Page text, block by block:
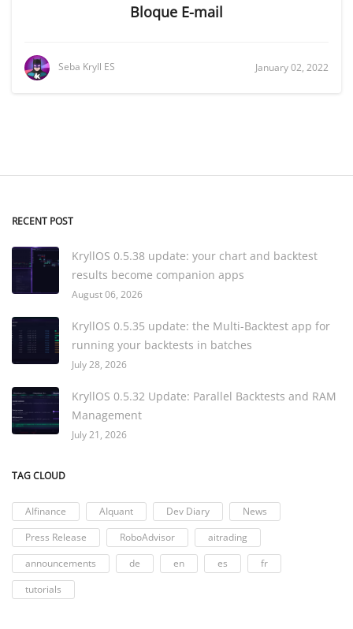
Bloque E-mail
Seba Kryll ES January 02, 2022
RECENT POST
KryllOS 0.5.38 update: your chart and backtest
results become companion apps
August 06, 2026
KryllOS 0.5.35 update: the Multi-Backtest app for
running your backtests in batches
July 28, 2026
KryllOS 0.5.32 Update: Parallel Backtests and RAM
Management
July 21, 2026
TAG CLOUD
AIfinance AIquant Dev Diary
News
Press Release
RoboAdvisor
aitrading
announcements
de en es
fr
tutorials